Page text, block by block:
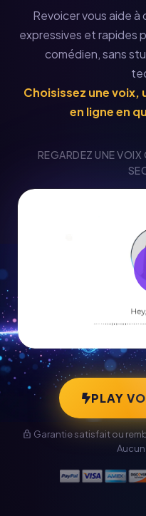
Revoicer vous aide
expressives et rapides
comédien, sans
Choisissez une voix,
en ligne en
REGARDEZ UNE VOIX
PLAY
Garantie satisfait ou